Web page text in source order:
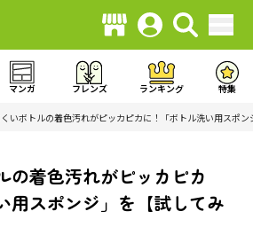
マンガ フレンズ ランキング 特集
いボトルの着色汚れがピッカピカに！「ボトル洗い用スポ
の着色汚れがピッカピカ
用スポンジ」を【試してみ